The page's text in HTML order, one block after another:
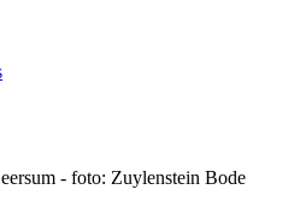
- foto: Zuylenstein Bode